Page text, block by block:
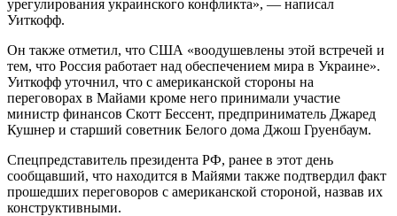
урегулирования украинского конфликта», — написал
Уиткофф.
Он также отметил, что США «воодушевлены этой встречей и
тем, что Россия работает над обеспечением мира в Украине».
Уиткофф уточнил, что с американской стороны на
переговорах в Майами кроме него принимали участие
министр финансов Скотт Бессент, предприниматель Джаред
Кушнер и старший советник Белого дома Джош Груенбаум.
Спецпредставитель президента РФ, ранее в этот день
сообщавший, что находится в Майями также подтвердил факт
прошедших переговоров с американской стороной, назвав их
конструктивными.